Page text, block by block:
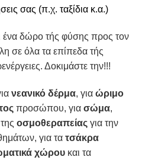
σας (π.χ. ταξίδια κ.α.)
ένα δώρο τής φύσης προς τον
σε όλα τα επίπεδα τής
Δοκιμάστε την!!!
νεανικό δέρμα, για ώριμο
προσώπου, για σώμα,
οσμοθεραπείας για την
για τα τσάκρα
χώρου και τα